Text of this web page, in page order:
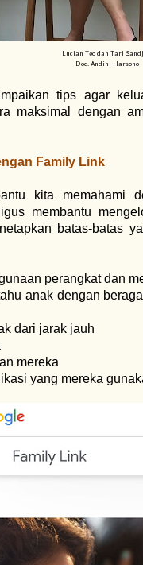
Lucian Teo dan Tari
Doc. Andini Harsono
tips agar
maksimal dengan
Family Link
kita memahami
membantu
batas-batas
perangkat dan
anak dengan
dari jarak jauh
mereka
yang mereka